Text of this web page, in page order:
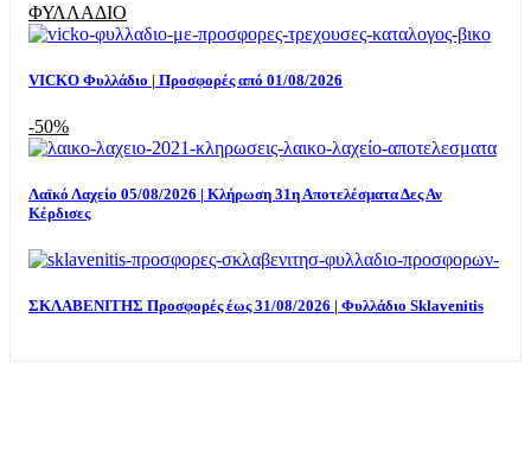
ΦΥΛΛΑΔΙΟ
VICKO Φυλλάδιο | Προσφορές από 01/08/2026
-50%
Λαϊκό Λαχείο 05/08/2026 | Κλήρωση 31η Αποτελέσματα Δες Αν
Κέρδισες
ΣΚΛΑΒΕΝΙΤΗΣ Προσφορές έως 31/08/2026 | Φυλλάδιο Sklavenitis